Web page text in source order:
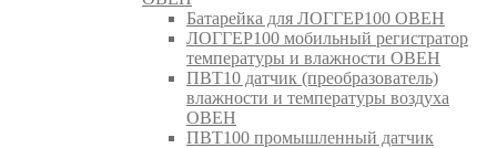
Батарейка для ЛОГГЕР100 ОВЕН
ЛОГГЕР100 мобильный регистратор
температуры и влажности ОВЕН
ПВТ10 датчик (преобразователь)
влажности и температуры воздуха
ОВЕН
ПВТ100 промышленный датчик